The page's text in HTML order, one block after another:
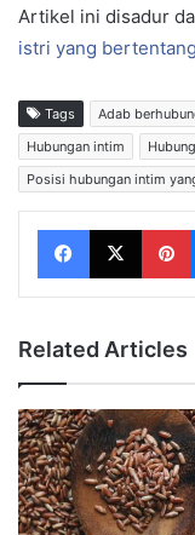
Artikel ini disadur
istri yang
Tags Adab
Hubungan intim
Posisi hubungan intim
Facebook X
Related Articles